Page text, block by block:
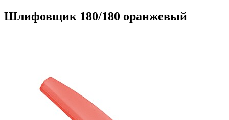
Шлифовщик 180/180 оранжевый